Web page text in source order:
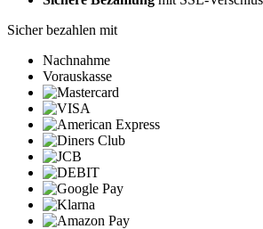
Sicher bezahlen mit
Nachnahme
Vorauskasse